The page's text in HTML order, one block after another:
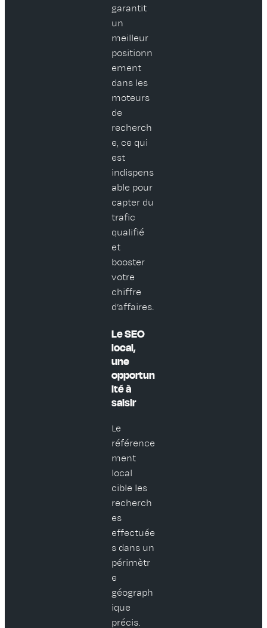
garantit
un
meilleur
positionn
ement
dans les
moteurs
de
recherch
e, ce qui
est
indispens
able pour
capter du
trafic
qualifié
et
booster
votre
chiffre
d’affaires.
Le SEO
local,
une
opportun
ité à
saisir
Le
référence
ment
local
cible les
recherch
es
effectuée
s dans un
périmètr
e
géograph
ique
précis.